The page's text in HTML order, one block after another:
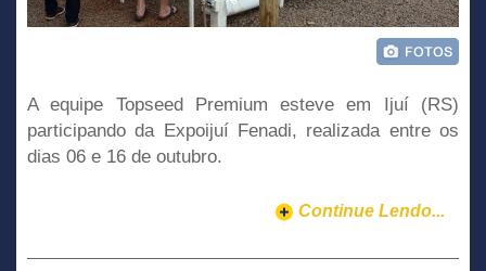
A equipe Topseed Premium esteve em Ijuí (RS)
participando da Expoijuí Fenadi, realizada entre os
dias 06 e 16 de outubro.
Continue Lendo...